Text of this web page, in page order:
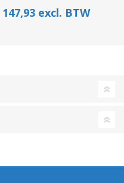
147,93 excl. BTW